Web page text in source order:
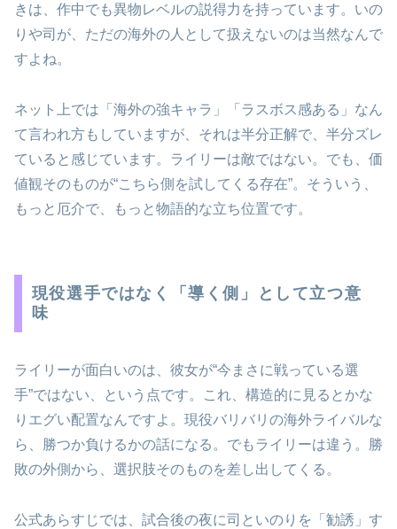
きは、作中でも異物レベルの説得力を持っています。いの
りや司が、ただの海外の人として扱えないのは当然なんで
すよね。
ネット上では「海外の強キャラ」「ラスボス感ある」なん
て言われ方もしていますが、それは半分正解で、半分ズレ
ていると感じています。ライリーは敵ではない。でも、価
値観そのものが“こちら側を試してくる存在”。そういう、
もっと厄介で、もっと物語的な立ち位置です。
現役選手ではなく「導く側」として立つ意
味
ライリーが面白いのは、彼女が“今まさに戦っている選
手”ではない、という点です。これ、構造的に見るとかな
りエグい配置なんですよ。現役バリバリの海外ライバルな
ら、勝つか負けるかの話になる。でもライリーは違う。勝
敗の外側から、選択肢そのものを差し出してくる。
公式あらすじでは、試合後の夜に司といのりを「勧誘」す